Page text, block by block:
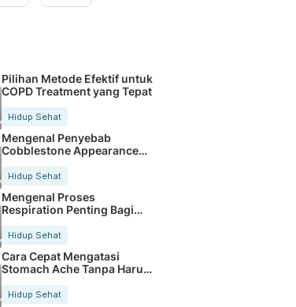
Pilihan Metode Efektif untuk
COPD Treatment yang Tepat
Hidup Sehat
Mengenal Penyebab
Cobblestone Appearance
Hidup Sehat
Mengenal Proses
Respiration Penting Bagi
Hidup Sehat
Cara Cepat Mengatasi
Stomach Ache Tanpa Harus
Hidup Sehat